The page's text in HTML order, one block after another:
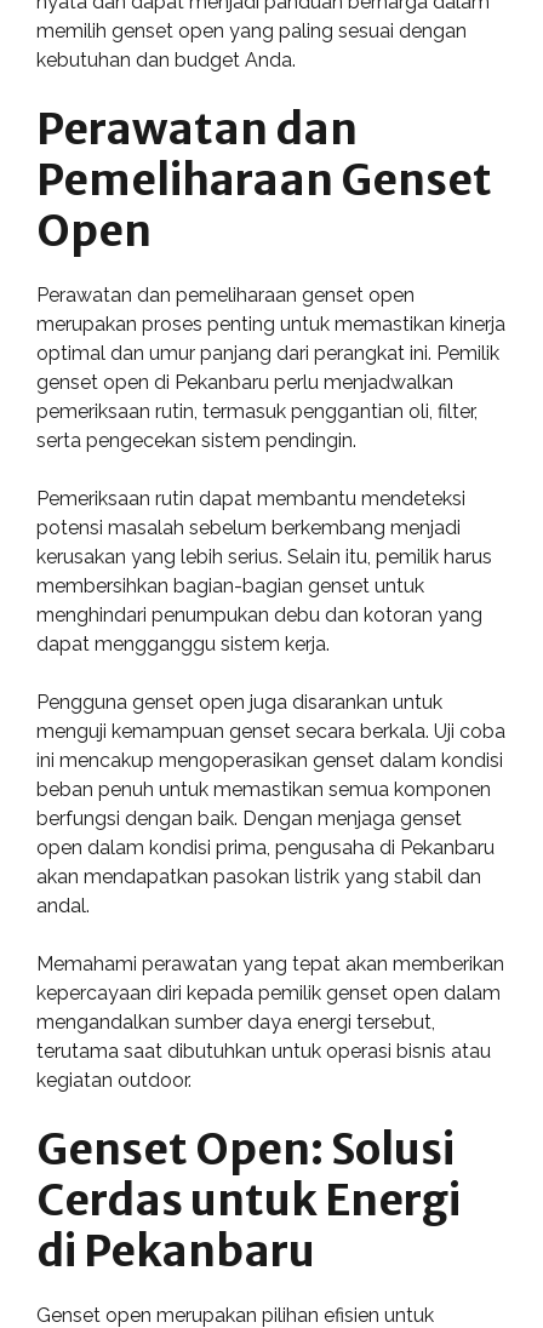
memilih genset open yang paling sesuai dengan
kebutuhan dan budget Anda.
Perawatan dan
Pemeliharaan Genset
Open
Perawatan dan pemeliharaan genset open
merupakan proses penting untuk memastikan kinerja
optimal dan umur panjang dari perangkat ini. Pemilik
genset open di Pekanbaru perlu menjadwalkan
pemeriksaan rutin, termasuk penggantian oli, filter,
serta pengecekan sistem pendingin.
Pemeriksaan rutin dapat membantu mendeteksi
potensi masalah sebelum berkembang menjadi
kerusakan yang lebih serius. Selain itu, pemilik harus
membersihkan bagian-bagian genset untuk
menghindari penumpukan debu dan kotoran yang
dapat mengganggu sistem kerja.
Pengguna genset open juga disarankan untuk
menguji kemampuan genset secara berkala. Uji coba
ini mencakup mengoperasikan genset dalam kondisi
beban penuh untuk memastikan semua komponen
berfungsi dengan baik. Dengan menjaga genset
open dalam kondisi prima, pengusaha di Pekanbaru
akan mendapatkan pasokan listrik yang stabil dan
andal.
Memahami perawatan yang tepat akan memberikan
kepercayaan diri kepada pemilik genset open dalam
mengandalkan sumber daya energi tersebut,
terutama saat dibutuhkan untuk operasi bisnis atau
kegiatan outdoor.
Genset Open: Solusi
Cerdas untuk Energi
di Pekanbaru
Genset open merupakan pilihan efisien untuk